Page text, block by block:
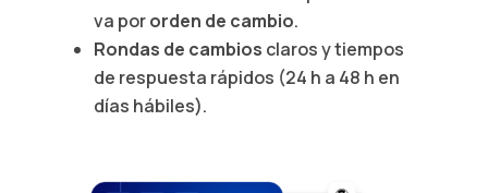
va pororden de cambio.
Rondas de cambios claros y tiempos
de respuesta rápidos (24 h a 48 h en
días hábiles).